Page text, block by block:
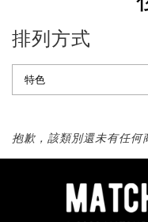
排列方式
抱歉，該類別還未有任何